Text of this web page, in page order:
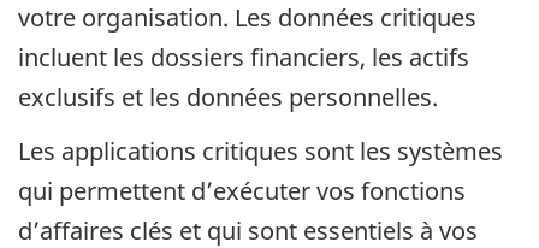
votre organisation. Les données critiques
incluent les dossiers financiers, les actifs
exclusifs et les données personnelles.
Les applications critiques sont les systèmes
qui permettent d’exécuter vos fonctions
d’affaires clés et qui sont essentiels à vos